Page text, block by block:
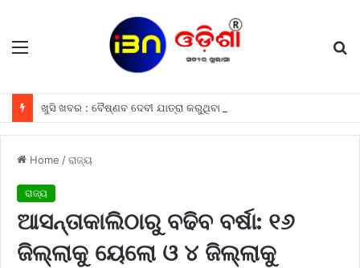
Menu
Home /ରାଜ୍ୟ
ରାଜ୍ୟ
ଆସନ୍ତାକାଲିଠାରୁ ବଢିବ ବର୍ଷା: ୧୬
ଜିଲ୍ଲାକୁ ୟେଲୋ ଓ ୪ ଜିଲ୍ଲାକୁ